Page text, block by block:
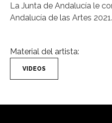
La Junta de Andalucía le
Andalucía de las Artes 2021.
Material del artista:
VIDEOS